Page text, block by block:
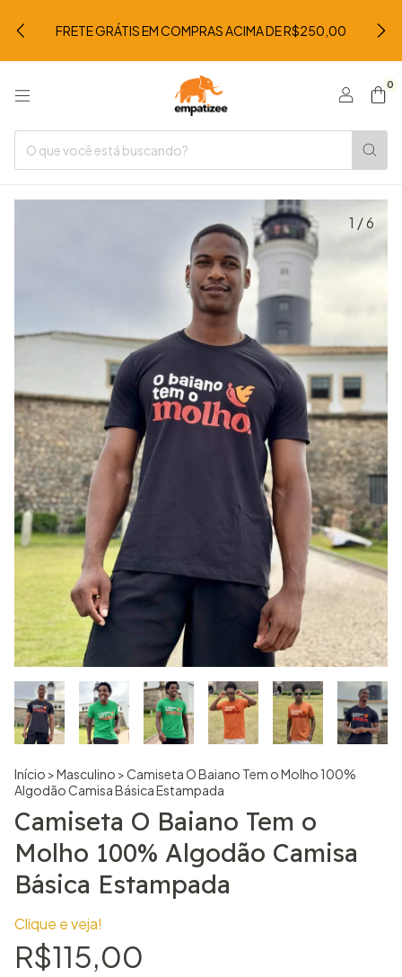
FRETE GRÁTIS EM COMPRAS ACIMA DE R$250,00
0
1 /6
Início >Masculino >Camiseta O Baiano Tem o Molho 100%
Algodão Camisa Básica Estampada
Camiseta O Baiano Tem o
Molho 100% Algodão Camisa
Básica Estampada
Clique e veja!
R$115,00